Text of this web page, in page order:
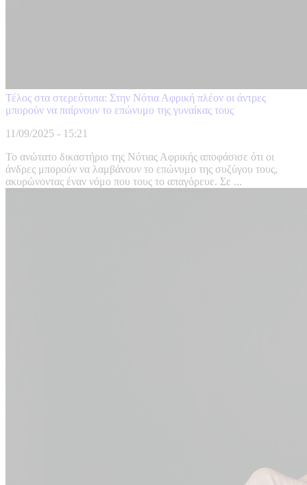
Τέλος στα στερεότυπα: Στην Νότια Αφρική πλέον οι άντρες
μπορούν να παίρνουν το επώνυμο της γυναίκας τους
11/09/2025 - 15:21
Το ανώτατο δικαστήριο της Νότιας Αφρικής αποφάσισε ότι οι
άνδρες μπορούν να λαμβάνουν το επώνυμο της συζύγου τους,
ακυρώνοντας έναν νόμο που τους το απαγόρευε. Σε ...